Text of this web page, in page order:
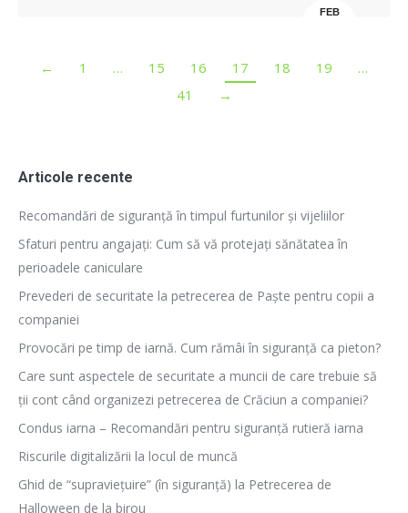
FEB
← 1 … 15 16 17 18 19
…
41
→
Articole recente
Recomandări de siguranță în timpul furtunilor și vijeliilor
Sfaturi pentru angajați: Cum să vă protejați sănătatea în
perioadele caniculare
Prevederi de securitate la petrecerea de Paște pentru copii a
companiei
Provocări pe timp de iarnă. Cum rămâi în siguranță ca pieton?
Care sunt aspectele de securitate a muncii de care trebuie să
ții cont când organizezi petrecerea de Crăciun a companiei?
Condus iarna – Recomandări pentru siguranță rutieră iarna
Riscurile digitalizării la locul de muncă
Ghid de “supraviețuire” (în siguranță) la Petrecerea de
Halloween de la birou